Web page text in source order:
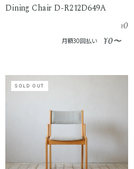
Dining Chair D-R212D649A
¥0
月額30回払い ¥0〜
SOLD OUT